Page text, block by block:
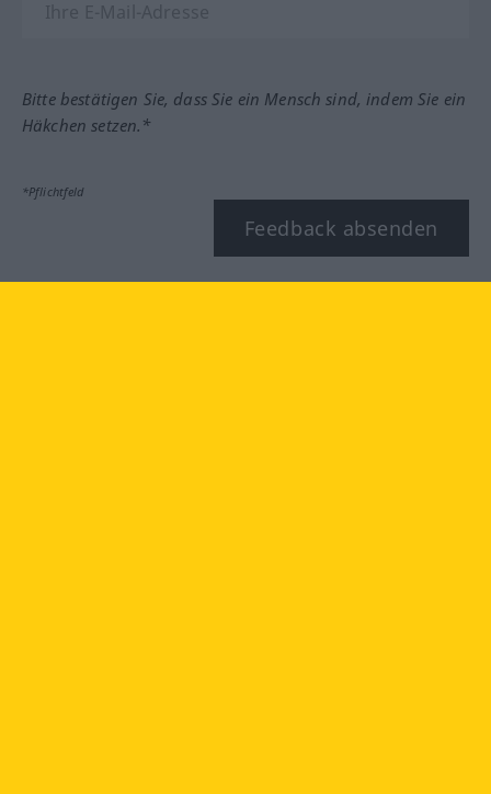
Bitte bestätigen Sie, dass Sie ein Mensch sind, indem Sie ein
Häkchen setzen.*
*Pflichtfeld
Feedback absenden